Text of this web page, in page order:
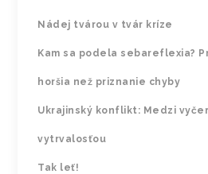
Nádej tvárou v tvár kríze
Kam sa podela sebareflexia?
horšia než priznanie chyby
Ukrajinský konflikt: Medzi
vytrvalosťou
Tak leť!